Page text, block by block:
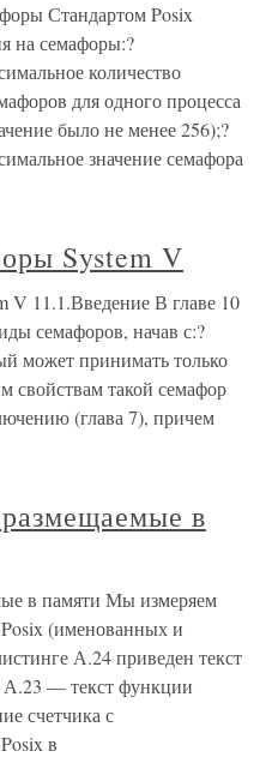
Стандартом Posix
на семафоры:?
количество
для одного процесса
было не менее 256);?
значение семафора
System V
11.1.Введение В главе 10
семафоров, начав с:?
может принимать только
свойствам такой семафор
(глава 7), причем
в
в памяти Мы измеряем
(именованных и
А.24 приведен текст
А.23 — текст функции
счетчика с
в